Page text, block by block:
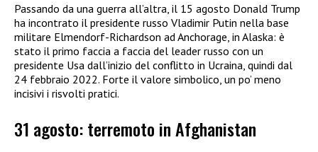
Passando da una guerra all’altra, il 15 agosto Donald Trump
ha incontrato il presidente russo Vladimir Putin nella base
militare Elmendorf-Richardson ad Anchorage, in Alaska: è
stato il primo faccia a faccia del leader russo con un
presidente Usa dall’inizio del conflitto in Ucraina, quindi dal
24 febbraio 2022. Forte il valore simbolico, un po’ meno
incisivi i risvolti pratici.
31 agosto: terremoto in Afghanistan